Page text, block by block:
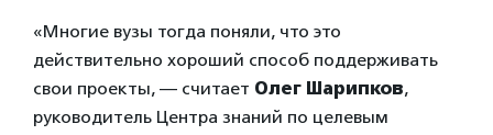
«Многие вузы тогда поняли, что это
действительно хороший способ поддерживать
свои проекты, — считает Олег Шарипков,
руководитель Центра знаний по целевым